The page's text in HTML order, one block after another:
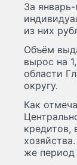
За
из них
Объём
вырос на
области
округу.
Как
кредитов,
же период